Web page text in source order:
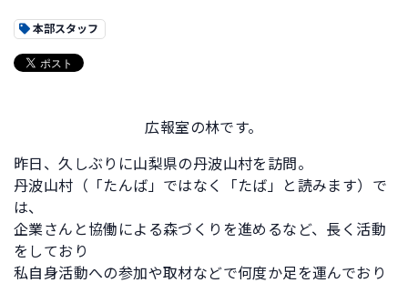
本部スタッフ
広報室の林です。
昨日、久しぶりに山梨県の丹波山村を訪問。
丹波山村（「たんば」ではなく「たば」と読みます）で
は、
企業さんと協働による森づくりを進めるなど、長く活動
をしており
私自身活動への参加や取材などで何度か足を運んでおり